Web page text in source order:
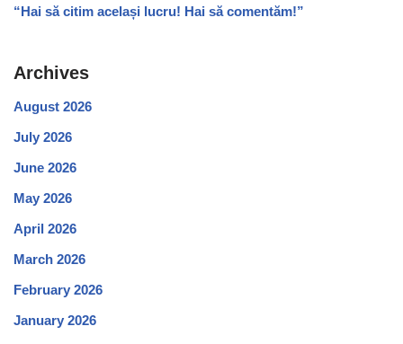
“Hai să citim același lucru! Hai să comentăm!”
Archives
August 2026
July 2026
June 2026
May 2026
April 2026
March 2026
February 2026
January 2026